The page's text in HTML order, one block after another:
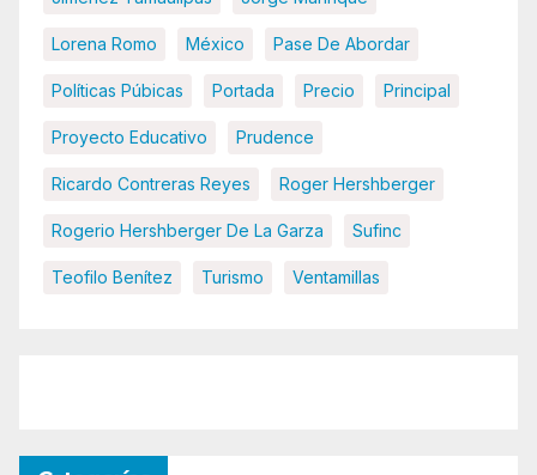
Lorena Romo México Pase De Abordar
Políticas Púbicas Portada Precio Principal
Proyecto Educativo Prudence
Ricardo Contreras Reyes Roger Hershberger
Rogerio Hershberger De La Garza Sufinc
Teofilo Benítez Turismo Ventamillas